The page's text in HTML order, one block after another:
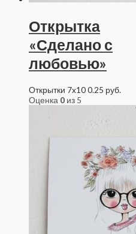
Открытка
«Сделано с
любовью»
Открытки 7x100.25 руб.
Оценка 0 из 5